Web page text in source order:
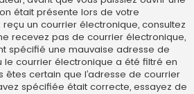
était présente lors de votre
reçu un courrier électronique, consultez
recevez pas de courrier électronique,
spécifié une mauvaise adresse de
courrier électronique a été filtré en
êtes certain que l’adresse de courrier
spécifiée était correcte, essayez de